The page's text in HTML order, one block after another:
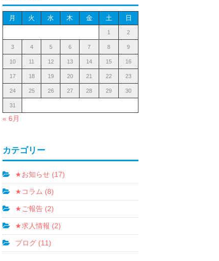
月 火 水 木 金 土 日
1 2
3 4 5 6 7 8 9
10 11 12 13 14 15 16
17 18 19 20 21 22 23
24 25 26 27 28 29 30
31
« 6月
カテゴリー
★お知らせ (17)
★コラム (8)
★ご報告 (2)
★求人情報 (2)
ブログ (11)